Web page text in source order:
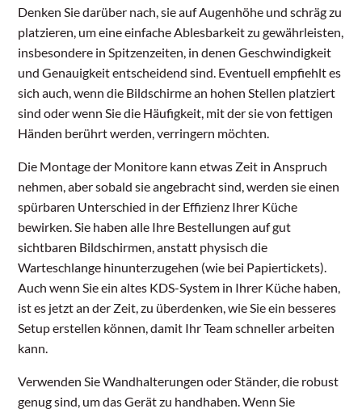
Denken Sie darüber nach, sie auf Augenhöhe und schräg zu
platzieren, um eine einfache Ablesbarkeit zu gewährleisten,
insbesondere in Spitzenzeiten, in denen Geschwindigkeit
und Genauigkeit entscheidend sind. Eventuell empfiehlt es
sich auch, wenn die Bildschirme an hohen Stellen platziert
sind oder wenn Sie die Häufigkeit, mit der sie von fettigen
Händen berührt werden, verringern möchten.
Die Montage der Monitore kann etwas Zeit in Anspruch
nehmen, aber sobald sie angebracht sind, werden sie einen
spürbaren Unterschied in der Effizienz Ihrer Küche
bewirken. Sie haben alle Ihre Bestellungen auf gut
sichtbaren Bildschirmen, anstatt physisch die
Warteschlange hinunterzugehen (wie bei Papiertickets).
Auch wenn Sie ein altes KDS-System in Ihrer Küche haben,
ist es jetzt an der Zeit, zu überdenken, wie Sie ein besseres
Setup erstellen können, damit Ihr Team schneller arbeiten
kann.
Verwenden Sie Wandhalterungen oder Ständer, die robust
genug sind, um das Gerät zu handhaben. Wenn Sie